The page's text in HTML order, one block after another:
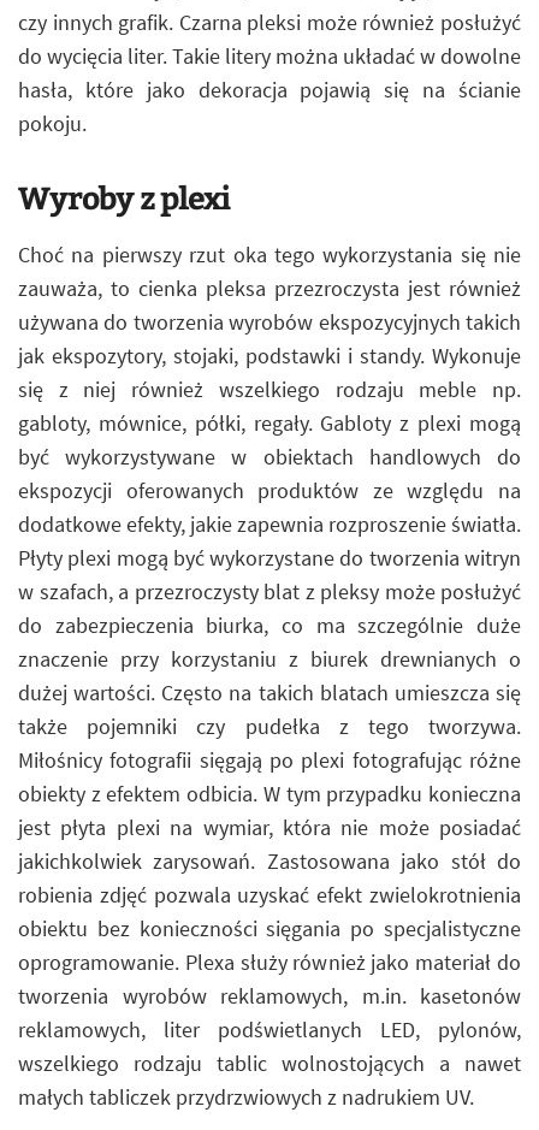
czy innych grafik. Czarna pleksi może również posłużyć
do wycięcia liter. Takie litery można układać w dowolne
hasła, które jako dekoracja pojawią się na ścianie
pokoju.
Wyroby z plexi
Choć na pierwszy rzut oka tego wykorzystania się nie
zauważa, to cienka pleksa przezroczysta jest również
używana do tworzenia wyrobów ekspozycyjnych takich
jak ekspozytory, stojaki, podstawki i standy. Wykonuje
się z niej również wszelkiego rodzaju meble np.
gabloty, mównice, półki, regały. Gabloty z plexi mogą
być wykorzystywane w obiektach handlowych do
ekspozycji oferowanych produktów ze względu na
dodatkowe efekty, jakie zapewnia rozproszenie światła.
Płyty plexi mogą być wykorzystane do tworzenia witryn
w szafach, a przezroczysty blat z pleksy może posłużyć
do zabezpieczenia biurka, co ma szczególnie duże
znaczenie przy korzystaniu z biurek drewnianych o
dużej wartości. Często na takich blatach umieszcza się
także pojemniki czy pudełka z tego tworzywa.
Miłośnicy fotografii sięgają po plexi fotografując różne
obiekty z efektem odbicia. W tym przypadku konieczna
jest płyta plexi na wymiar, która nie może posiadać
jakichkolwiek zarysowań. Zastosowana jako stół do
robienia zdjęć pozwala uzyskać efekt zwielokrotnienia
obiektu bez konieczności sięgania po specjalistyczne
oprogramowanie. Plexa służy również jako materiał do
tworzenia wyrobów reklamowych, m.in. kasetonów
reklamowych, liter podświetlanych LED, pylonów,
wszelkiego rodzaju tablic wolnostojących a nawet
małych tabliczek przydrzwiowych z nadrukiem UV.